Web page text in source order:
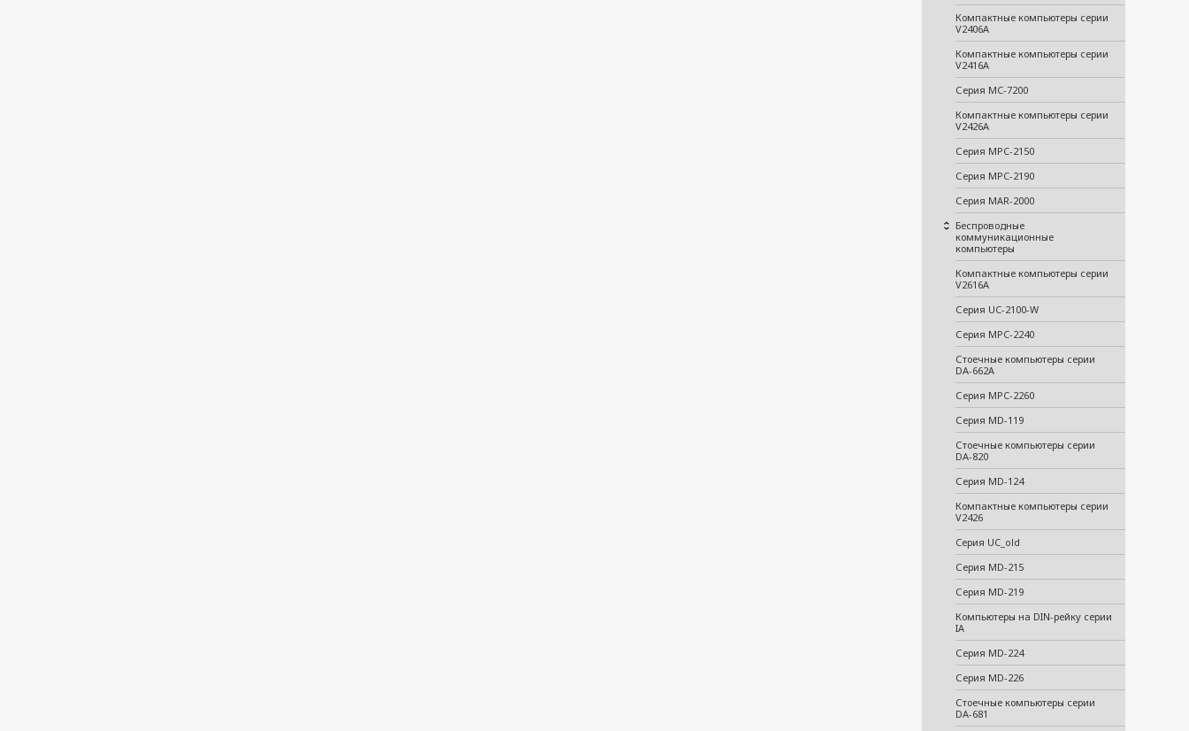
Компактные компьютеры серии
V2406A
Компактные компьютеры серии
V2416A
Серия MC-7200
Компактные компьютеры серии
V2426A
Серия MPC-2150
Серия MPC-2190
Серия MAR-2000
Беспроводные
коммуникационные
компьютеры
Компактные компьютеры серии
V2616A
Серия UC-2100-W
Серия MPC-2240
Стоечные компьютеры серии
DA-662A
Серия MPC-2260
Серия MD-119
Стоечные компьютеры серии
DA-820
Серия MD-124
Компактные компьютеры серии
V2426
Cерия UC_old
Серия MD-215
Серия MD-219
Компьютеры на DIN-рейку серии
IA
Серия MD-224
Серия MD-226
Стоечные компьютеры серии
DA-681